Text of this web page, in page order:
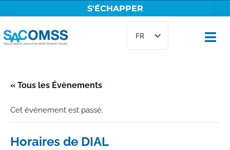
Aller
au
S'ÉCHAPPER
FR
EN
« Tous les Évènements
Cet évènement est passé.
Horaires de DIAL